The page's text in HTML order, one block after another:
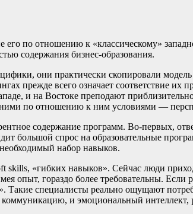
по отношению к «классическому»
содержания бизнес-образования.
они практически скопировали
прежде всего означает соответствие их
и на Востоке преподают
по отношению к ним условиями —
содержание программ. Во-первых,
большой спрос на образовательные
набор навыков.
skills, «гибких навыков». Сейчас люди
опыт, гораздо более требовательны. Если
Такие специалисты реально ощущают
коммуникацию, и эмоциональный